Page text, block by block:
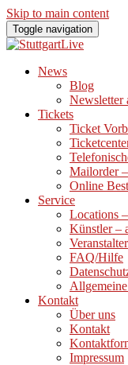
Skip to main content
Toggle navigation
News
Blog
Newsletter
Tickets
Ticket
Mailorder
Online
Service
Locations
Künstler –
FAQ/Hilfe
Kontakt
Über uns
Kontakt
Impressum